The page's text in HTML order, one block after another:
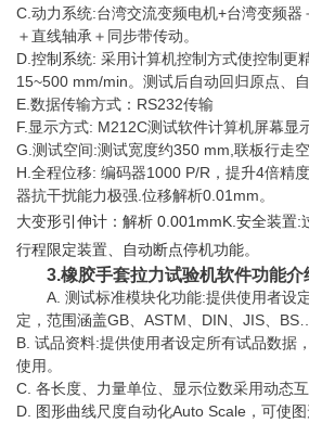
C.动力系统:台湾交流变频电机+台湾变频
＋直线轴承＋同步带传动。
D. 控制系统: 采用计算机控制方式使控制更
15~500 mm/min。测试后自动回归原点、自
E.数据传输方式：RS232传输
F.显示方式: M212C测试软件计算机屏幕显
G.测试空间:测试宽度约350 mm,联板行走
H.全程位移: 编码器1000 P/R，提升4倍精
器抗干扰能力极强.位移解析0.01mm。
大变形引伸计：解析 0.001mmK.安全装置:
行程限定装置、自动断点停机功能。
3.橡胶手套拉力试验机软件功能介
A. 测试标准模块化功能:提供使用者设
定，范围涵盖GB、ASTM、DIN、JIS、
B. 试品资料:提供使用者设定所有试品数据
使用。
C. 各长度、力量单位、显示位数采用动态
D. 图形曲线尺度自动化Auto Scale，可使